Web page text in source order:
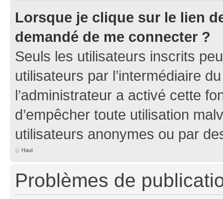
Lorsque je clique sur le lien
demandé de me connecter ?
Seuls les utilisateurs inscrits
utilisateurs par l’intermédiaire
l’administrateur a activé cette
d’empêcher toute utilisation
utilisateurs anonymes ou par
Haut
Problèmes de